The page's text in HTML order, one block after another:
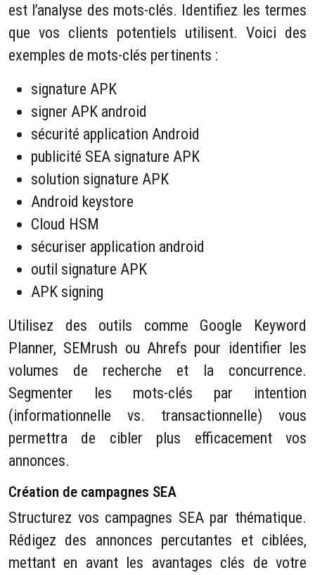
est l’analyse des mots-clés. Identifiez les termes
que vos clients potentiels utilisent. Voici des
exemples de mots-clés pertinents :
signature APK
signer APK android
sécurité application Android
publicité SEA signature APK
solution signature APK
Android keystore
Cloud HSM
sécuriser application android
outil signature APK
APK signing
Utilisez des outils comme Google Keyword
Planner, SEMrush ou Ahrefs pour identifier les
volumes de recherche et la concurrence.
Segmenter les mots-clés par intention
(informationnelle vs. transactionnelle) vous
permettra de cibler plus efficacement vos
annonces.
Création de campagnes SEA
Structurez vos campagnes SEA par thématique.
Rédigez des annonces percutantes et ciblées,
mettant en avant les avantages clés de votre